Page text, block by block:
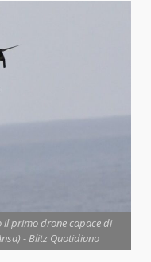
il primo drone capace di
- Blitz Quotidiano